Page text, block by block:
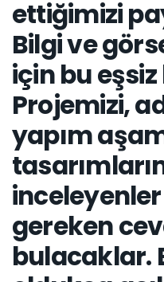
ettiğimizi
Bilgi ve
için bu eşsiz
Projemizi,
yapım
gereken
bulacaklar.